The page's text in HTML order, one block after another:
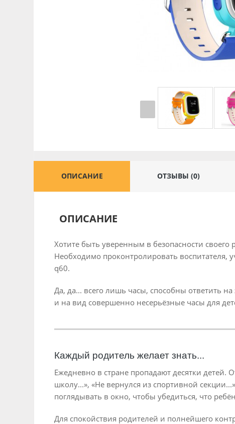
ОПИСАНИЕ ОТЗЫВЫ (0)
ОПИСАНИЕ
Хотите быть уверенным в безопасности
Необходимо проконтролировать воспитателя,
q60.
Да, да... всего лишь часы, способны ответить
и на вид совершенно несерьёзные часы для
Каждый родитель желает знать...
Ежедневно в стране пропадают десятки детей.
школу...», «Не вернулся из спортивной
поглядывать в окно, чтобы убедиться, что
Для спокойствия родителей и полнейшего